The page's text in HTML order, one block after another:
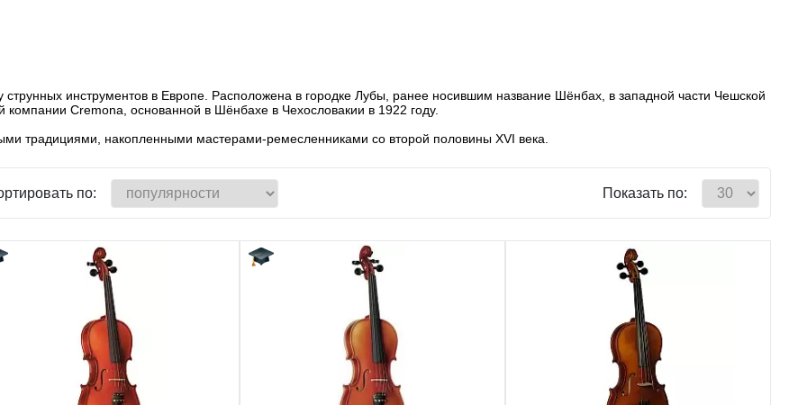
инструментов в Европе. Расположена в городке Лубы, ранее носившим название Шёнбах, в западной части Чешской
компании Cremona, основанной в Шёнбахе в Чехословакии в 1922 году.
традициями, накопленными мастерами-ремесленниками со второй половины XVI века.
по: Показать по: